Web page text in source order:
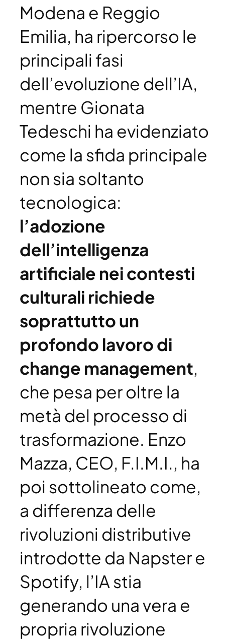
Modena e Reggio
Emilia, ha ripercorso le
principali fasi
dell’evoluzione dell’IA,
mentre Gionata
Tedeschi ha evidenziato
come la sfida principale
non sia soltanto
tecnologica:
l’adozione
dell’intelligenza
artificiale nei contesti
culturali richiede
soprattutto un
profondo lavoro di
change management,
che pesa per oltre la
metà del processo di
trasformazione. Enzo
Mazza, CEO, F.I.M.I., ha
poi sottolineato come,
a differenza delle
rivoluzioni distributive
introdotte da Napster e
Spotify, l’IA stia
generando una vera e
propria rivoluzione